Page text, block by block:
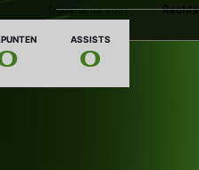
Dominante voet Rechts
ASSISTS
0